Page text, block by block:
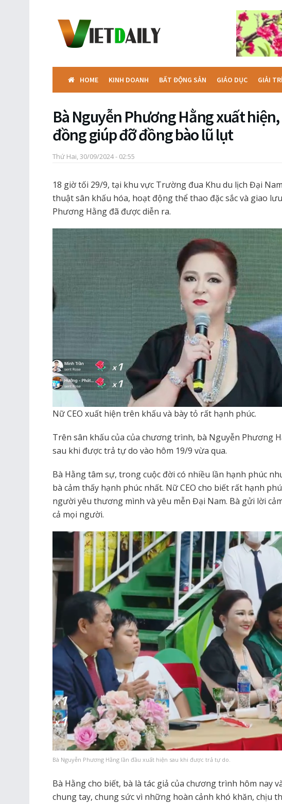
HOME KINH DOANH BẤT ĐỘNG SẢN GIÁO DỤC GIẢI
Bà Nguyễn Phương Hằng xuất
đồng giúp đỡ đồng bào lũ lụt
Thứ Hai, 30/09/2024 - 02:55
18 giờ tối 29/9, tại khu vực Trường đua Khu du lịch Đại
thuật sân khấu hóa, hoạt động thể thao đặc sắc và giao
Phương Hằng đã được diễn ra.
Nữ CEO xuất hiện trên khấu và bày tỏ rất hạnh phúc.
Trên sân khấu của của chương trình, bà Nguyễn Phương
sau khi được trả tự do vào hôm 19/9 vừa qua.
Bà Hằng tâm sự, trong cuộc đời có nhiều lần hạnh phúc
bà cảm thấy hạnh phúc nhất. Nữ CEO cho biết rất hạnh
người yêu thương mình và yêu mễn Đại Nam. Bà gửi lời
cả mọi người.
Bà Nguyễn Phương Hằng lần đầu xuất hiện sau khi được trả tự do.
Bà Hằng cho biết, bà là tác giả của chương trình hôm nay
chung tay, chung sức vì những hoàn cảnh khó khăn, chịu